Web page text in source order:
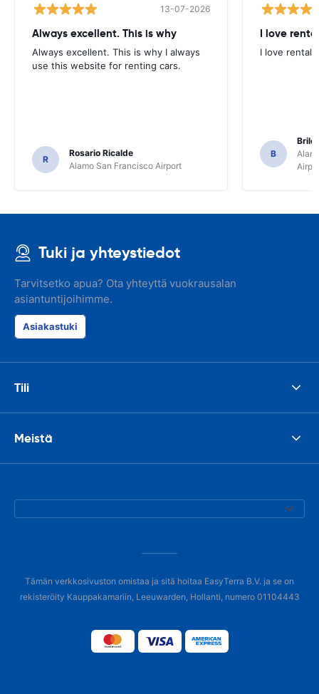
13-07-2026
Always excellent. This is why
Always excellent. This is why I always
use this website for renting cars.
R
Rosario Ricalde
Alamo San Francisco Airport
I love
I love rental
B
Tuki ja yhteystiedot
Tarvitsetko apua? Ota yhteyttä vuokrausalan
asiantuntijoihimme.
Asiakastuki
Tili
Meistä
Tämän verkkosivuston omistaa ja sitä hoitaa EasyTerra B.V. ja se on
rekisteröity Kauppakamariin, Leeuwarden, Hollanti, numero 01104443